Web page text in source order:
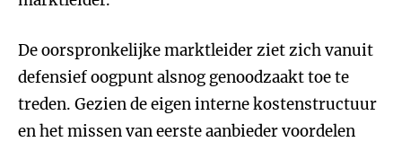
De oorspronkelijke marktleider ziet zich vanuit
defensief oogpunt alsnog genoodzaakt toe te
treden. Gezien de eigen interne kostenstructuur
en het missen van eerste aanbieder voordelen